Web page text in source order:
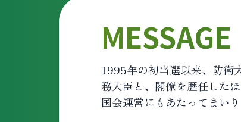
MESSAGE
1995年の初当選以来、防衛
務大臣と、閣僚を歴任した
国会運営にもあたってまいり